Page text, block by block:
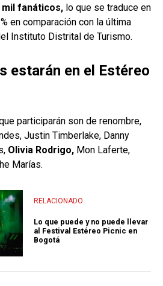
mil fanáticos, lo que se traduce en
en comparación con la última
Instituto Distrital de Turismo.
estarán en el Estéreo
participarán son de renombre,
Justin Timberlake, Danny
Olivia Rodrigo, Mon Laferte,
Marías.
RELACIONADO
Lo que puede y no puede llevar
al Festival Estéreo Picnic en
Bogotá